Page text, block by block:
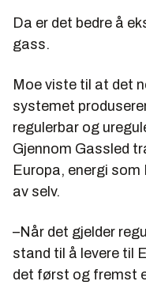
Da er det bedre å
gass.
Moe viste til at det
systemet
regulerbar og
Gjennom Gassled
Europa, energi som
av selv.
–Når det gjelder
stand til å levere til
det først og fremst